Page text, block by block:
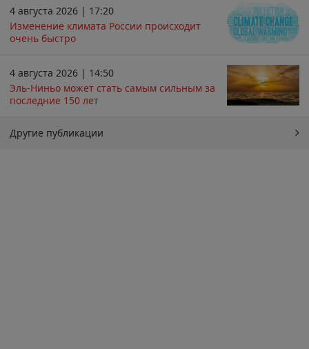
4 августа 2026 | 17:20
Изменение климата России происходит
очень быстро
4 августа 2026 | 14:50
Эль-Ниньо может стать самым сильным за
последние 150 лет
Другие публикации